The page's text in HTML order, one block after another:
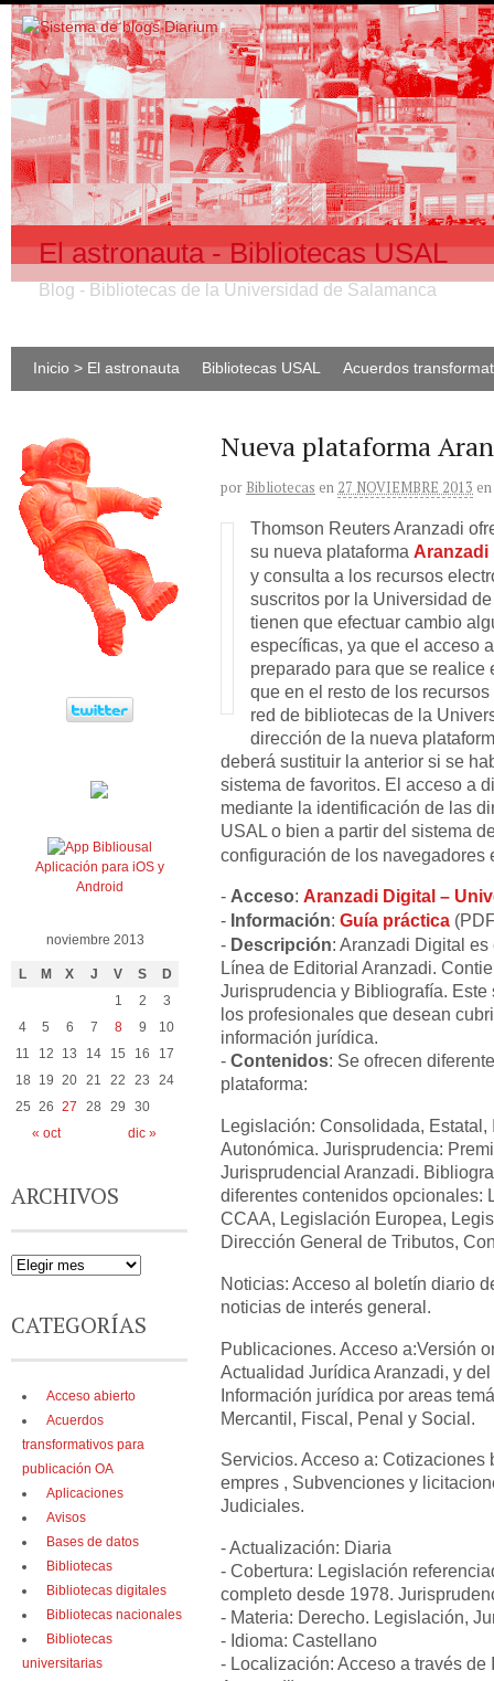
El astronauta - Bibliotecas USAL
Blog - Bibliotecas de la Universidad de Salamanca
Inicio > El astronauta Bibliotecas USAL Acuerdos
Nueva plataforma
por Bibliotecas en 27 NOVIEMBRE 2013 en
Thomson Reuters Aranzadi
su nueva plataforma Aranzadi
y consulta a los recursos
suscritos por la Universidad
tienen que efectuar cambio
específicas, ya que el acceso
preparado para que se
que en el resto de los
red de bibliotecas de la
dirección de la nueva
deberá sustituir la anterior si se
sistema de favoritos. El acceso a
mediante la identificación de las
USAL o bien a partir del sistema
configuración de los navegadores
- Acceso: Aranzadi Digital –
- Información: Guía práctica
- Descripción: Aranzadi Digital
Línea de Editorial Aranzadi.
Jurisprudencia y Bibliografía.
los profesionales que desean
información jurídica.
- Contenidos: Se ofrecen
plataforma:
Legislación: Consolidada,
Autonómica. Jurisprudencia:
Jurisprudencial Aranzadi.
diferentes contenidos opcionales:
CCAA, Legislación Europea,
Dirección General de Tributos,
Noticias: Acceso al boletín diario
noticias de interés general.
Publicaciones. Acceso a:Versión
Actualidad Jurídica Aranzadi, y
Información jurídica por areas
Mercantil, Fiscal, Penal y Social.
Servicios. Acceso a: Cotizaciones
empres , Subvenciones y
Judiciales.
- Actualización: Diaria
- Cobertura: Legislación
completo desde 1978.
- Materia: Derecho. Legislación,
- Idioma: Castellano
- Localización: Acceso a través de
Aplicación para iOS y
Android
noviembre 2013
L M X J V S D
« oct dic »
1 2
3
4
5 6 7 8 9
10
11
12 13 14 15 16
17
18
19 20 21 22 23
24
25 26 27 28 29 30
ARCHIVOS
CATEGORÍAS
Acceso abierto
Acuerdos
transformativos para
publicación OA
Aplicaciones
Avisos
Bases de datos
Bibliotecas
Bibliotecas digitales
Bibliotecas nacionales
Bibliotecas
universitarias